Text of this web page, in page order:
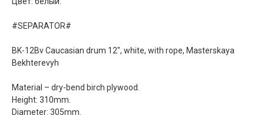
#SEPARATOR#
BK-12Bv Caucasian drum 12", white, with rope, Masterskaya
Bekhterevyh
Material – dry-bend birch plywood.
Height: 310mm.
Diameter: 305mm.